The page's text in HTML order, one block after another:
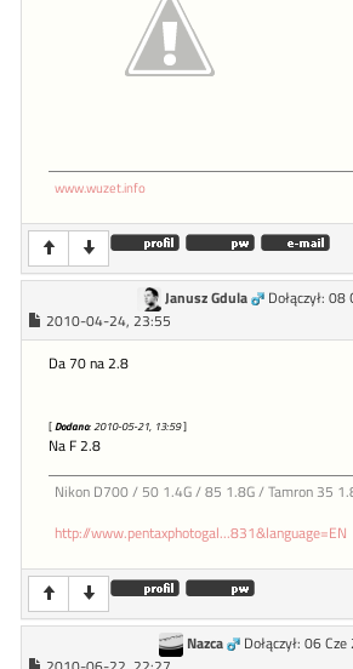
www.wuzet.info
Janusz Gdula
Dołączył:
2010-04-24, 23:55
Da 70 na 2.8
[Dodano: 2010-05-21, 13:59]
Na F 2.8
Nikon D700 / 50 1.4G / 85 1.8G / Tamron 35
http://www.pentaxphotogal...831&language=EN
Nazca
Dołączył: 06